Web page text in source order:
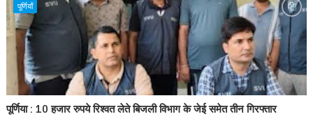
पूर्णियाँ
पूर्णिया : 10 हजार रुपये रिश्वत लेते बिजली विभाग के जेई समेत तीन गिरफ्तार